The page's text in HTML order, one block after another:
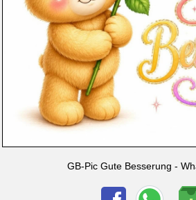
GB-Pic Gute Besserung -